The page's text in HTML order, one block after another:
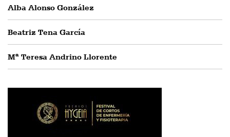
Alba Alonso González
Beatriz Tena García
Mª Teresa Andrino Llorente